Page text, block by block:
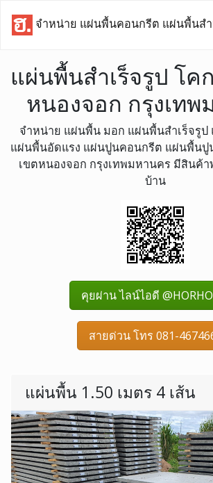
จำหน่าย แผ่นพื้นคอนกรีต แผ่นพื้นสำ
แผ่นพื้นสำเร็จรูป โค
หนองจอก กรุงเท
จำหน่าย แผ่นพื้น มอก แผ่นพื้นสำเร็จรูป
แผ่นพื้นอัดแรง แผ่นปูนคอนกรีต แผ่นพื้นปู
เขตหนองจอก กรุงเทพมหานคร มีสินค้า
บ้าน
คุยผ่าน ไลน์ไอดี
สายด่วน โทร 081-
แผ่นพื้น 1.50 เมตร 4 เส้น